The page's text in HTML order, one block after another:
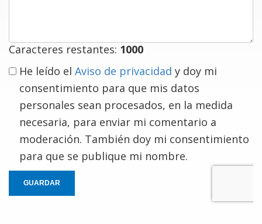
Caracteres restantes: 1000
He leído el Aviso de privacidad y doy mi
consentimiento para que mis datos
personales sean procesados, en la medida
necesaria, para enviar mi comentario a
moderación. También doy mi consentimiento
para que se publique mi nombre.
GUARDAR